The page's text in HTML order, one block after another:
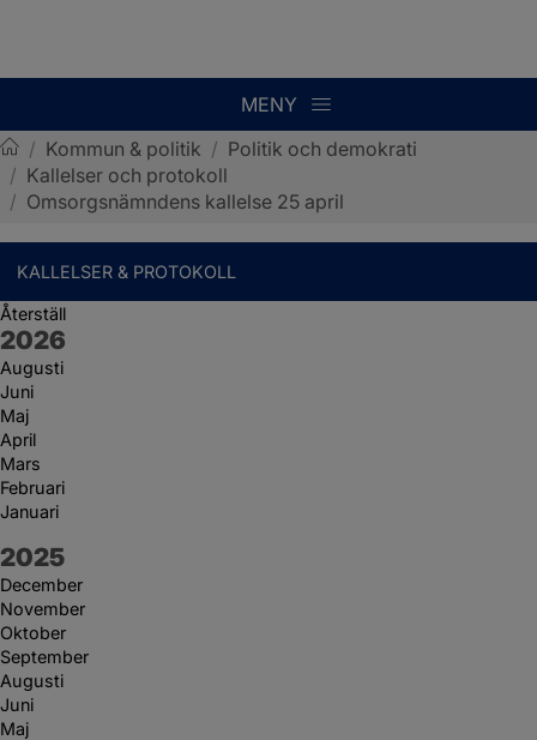
MENY
Sotenäs kommun
/ Kommun & politik / Politik och demokrati
/ Kallelser och protokoll
/ Omsorgsnämndens kallelse 25 april
KALLELSER & PROTOKOLL
Återställ
År:
2026
Augusti
Juni
Maj
April
Mars
Februari
Januari
År:
2025
December
November
Oktober
September
Augusti
Juni
Maj